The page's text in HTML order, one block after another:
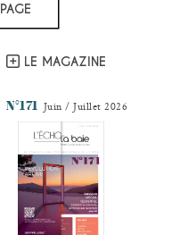
HAUT DE PAGE
LE MAGAZINE
N°171 Juin / Juillet 2026